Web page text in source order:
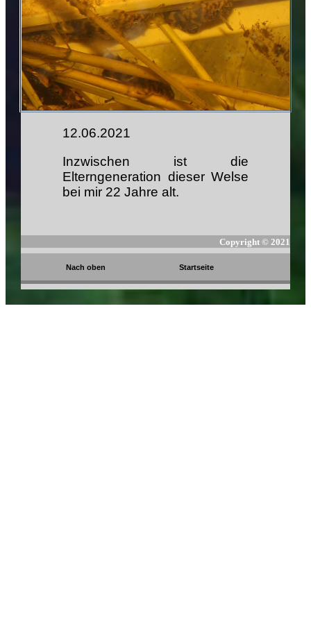
12.06.2021
Inzwischen ist die
Elterngeneration dieser Welse
bei mir 22 Jahre alt.
Copyright © 2021
Nach oben Startseite